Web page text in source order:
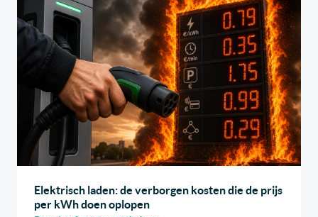
Elektrisch laden: de verborgen kosten die de prijs
per kWh doen oplopen